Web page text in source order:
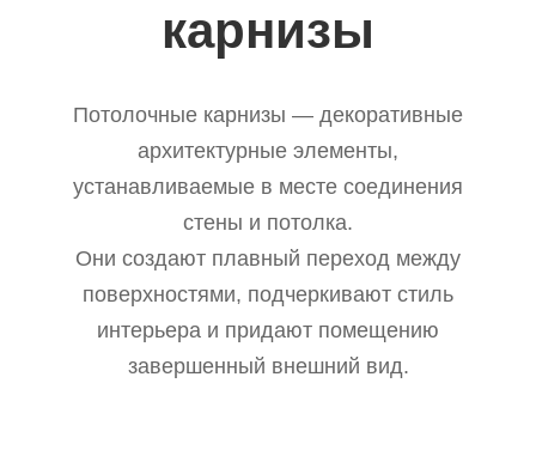
карнизы
Потолочные карнизы — декоративные
архитектурные элементы,
устанавливаемые в месте соединения
стены и потолка.
Они создают плавный переход между
поверхностями, подчеркивают стиль
интерьера и придают помещению
завершенный внешний вид.